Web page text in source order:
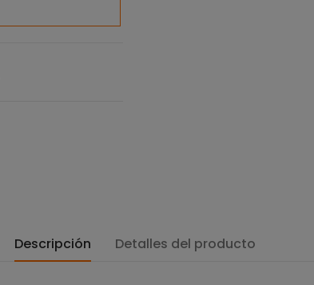
Descripción Detalles del producto